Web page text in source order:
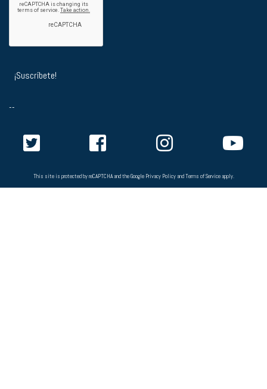
--
This site is protected by reCAPTCHA and the Google Privacy PolicyandTerms of Serviceapply.